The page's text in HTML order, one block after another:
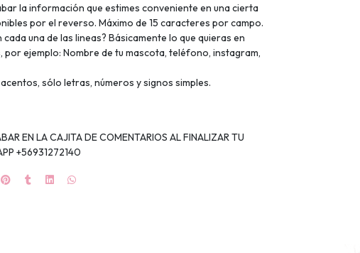
la información que estimes conveniente en una cierta
por el reverso. Máximo de 15 caracteres por campo.
una de las lineas? Básicamente lo que quieras en
por ejemplo: Nombre de tu mascota, teléfono, instagram,
sólo letras, números y signos simples.
EN LA CAJITA DE COMENTARIOS AL FINALIZAR TU
+56931272140